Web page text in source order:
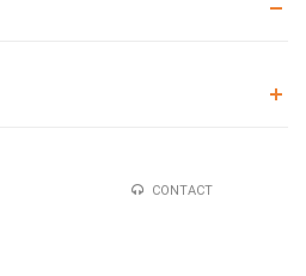
CONTACT